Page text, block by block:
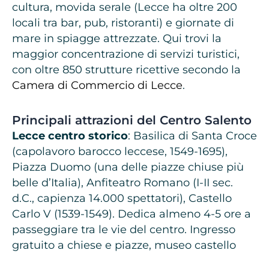
cultura, movida serale (Lecce ha oltre 200
locali tra bar, pub, ristoranti) e giornate di
mare in spiagge attrezzate. Qui trovi la
maggior concentrazione di servizi turistici,
con oltre 850 strutture ricettive secondo la
Camera di Commercio di Lecce.
Principali attrazioni del Centro Salento
Lecce centro storico: Basilica di Santa Croce
(capolavoro barocco leccese, 1549-1695),
Piazza Duomo (una delle piazze chiuse più
belle d’Italia), Anfiteatro Romano (I-II sec.
d.C., capienza 14.000 spettatori), Castello
Carlo V (1539-1549). Dedica almeno 4-5 ore a
passeggiare tra le vie del centro. Ingresso
gratuito a chiese e piazze, museo castello